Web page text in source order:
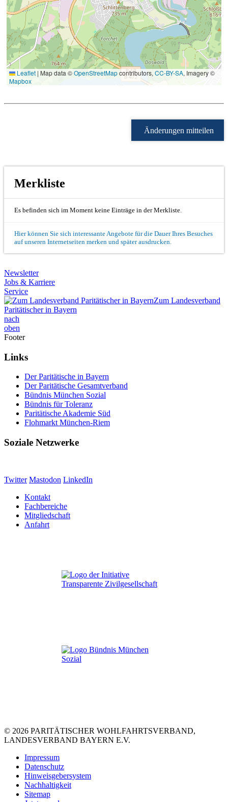
Leaflet | Map data ©OpenStreetMapcontributors, CC-BY-SA, Imagery ©
Mapbox
Änderungen mitteilen
Merkliste
Es befinden sich im Moment keine Einträge in der Merkliste.
Hier können Sie sich interessante Angebote für die Dauer Ihres Besuches
auf unseren Internetseiten merken und später ausdrucken.
Newsletter
Jobs & Karriere
Service
Zum Landesverband
Paritätischer in Bayern
nach
oben
Footer
Links
Der Paritätische in Bayern
Der Paritätische Gesamtverband
Bündnis München Sozial
Bündnis für Toleranz
Paritätische Akademie Süd
Flohmarkt München-Riem
Soziale Netzwerke
Twitter Mastodon LinkedIn
Kontakt
Fachbereiche
Mitgliedschaft
Anfahrt
© 2026 PARITÄTISCHER WOHLFAHRTSVERBAND,
LANDESVERBAND BAYERN E.V.
Impressum
Datenschutz
Hinweisgebersystem
Nachhaltigkeit
Sitemap